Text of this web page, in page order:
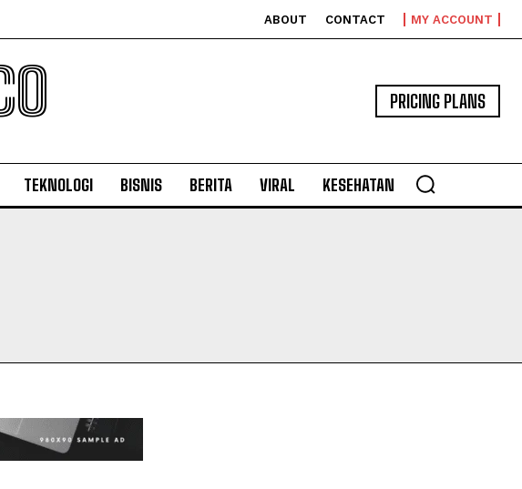
ABOUT CONTACT MY ACCOUNT
PRICING PLANS
TEKNOLOGI BISNIS BERITA VIRAL KESEHATAN